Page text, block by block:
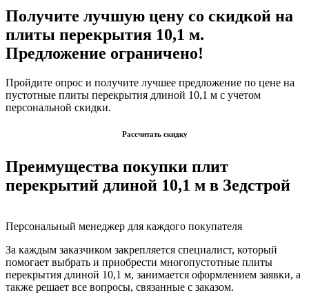
Получите лучшую цену со скидкой на
плиты перекрытия 10,1 м.
Предложение ограничено!
Пройдите опрос и получите лучшее предложение по цене на
пустотные плиты перекрытия длиной 10,1 м с учетом
персональной скидки.
Рассчитать скидку
Преимущества покупки плит
перекрытий длиной 10,1 м в Зедстрой
Персональный менеджер для каждого покупателя
За каждым заказчиком закрепляется специалист, который
помогает выбрать и приобрести многопустотные плиты
перекрытия длиной 10,1 м, занимается оформлением заявки, а
также решает все вопросы, связанные с заказом.